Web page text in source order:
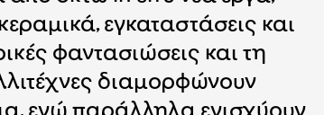
εγκαταστάσεις και
φαντασιώσεις και τη
διαμορφώνουν
ενώ παράλληλα ενισχύουν